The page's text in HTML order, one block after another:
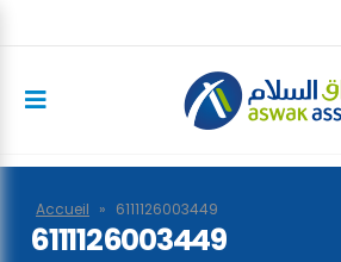
Accueil » 6111126003449
6111126003449